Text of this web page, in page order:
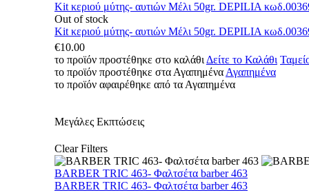
Kit κεριού μύτης- αυτιών Μέλι 50gr. DEPILIA
Out of stock
Kit κεριού μύτης- αυτιών Μέλι 50gr. DEPILIA
€10.00
το προϊόν προστέθηκε στο καλάθι Δείτε το Καλάθι
το προϊόν προστέθηκε στα Αγαπημένα Αγαπημένα
το προϊόν αφαιρέθηκε από τα Αγαπημένα
Μεγάλες Εκπτώσεις
Clear Filters
BARBER TRIC 463- Φαλτσέτα barber 463
BARBER TRIC 463- Φαλτσέτα barber 463